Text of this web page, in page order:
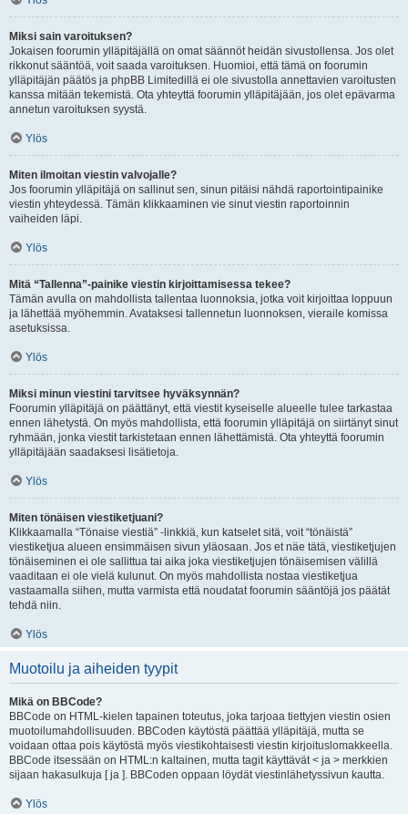
Miksi sain varoituksen?
Jokaisen foorumin ylläpitäjällä on omat säännöt heidän sivustollensa. Jos olet
rikkonut sääntöä, voit saada varoituksen. Huomioi, että tämä on foorumin
ylläpitäjän päätös ja phpBB Limitedillä ei ole sivustolla annettavien varoitusten
kanssa mitään tekemistä. Ota yhteyttä foorumin ylläpitäjään, jos olet epävarma
annetun varoituksen syystä.
Ylös
Miten ilmoitan viestin valvojalle?
Jos foorumin ylläpitäjä on sallinut sen, sinun pitäisi nähdä raportointipainike
viestin yhteydessä. Tämän klikkaaminen vie sinut viestin raportoinnin
vaiheiden läpi.
Ylös
Mitä “Tallenna”-painike viestin kirjoittamisessa tekee?
Tämän avulla on mahdollista tallentaa luonnoksia, jotka voit kirjoittaa loppuun
ja lähettää myöhemmin. Avataksesi tallennetun luonnoksen, vieraile komissa
asetuksissa.
Ylös
Miksi minun viestini tarvitsee hyväksynnän?
Foorumin ylläpitäjä on päättänyt, että viestit kyseiselle alueelle tulee tarkastaa
ennen lähetystä. On myös mahdollista, että foorumin ylläpitäjä on siirtänyt sinut
ryhmään, jonka viestit tarkistetaan ennen lähettämistä. Ota yhteyttä foorumin
ylläpitäjään saadaksesi lisätietoja.
Ylös
Miten tönäisen viestiketjuani?
Klikkaamalla “Tönaise viestiä” -linkkiä, kun katselet sitä, voit “tönäistä”
viestiketjua alueen ensimmäisen sivun yläosaan. Jos et näe tätä, viestiketjujen
tönäiseminen ei ole sallittua tai aika joka viestiketjujen tönäisemisen välillä
vaaditaan ei ole vielä kulunut. On myös mahdollista nostaa viestiketjua
vastaamalla siihen, mutta varmista että noudatat foorumin sääntöjä jos päätät
tehdä niin.
Ylös
Muotoilu ja aiheiden tyypit
Mikä on BBCode?
BBCode on HTML-kielen tapainen toteutus, joka tarjoaa tiettyjen viestin osien
muotoilumahdollisuuden. BBCoden käytöstä päättää ylläpitäjä, mutta se
voidaan ottaa pois käytöstä myös viestikohtaisesti viestin kirjoituslomakkeella.
BBCode itsessään on HTML:n kaltainen, mutta tagit käyttävät < ja > merkkien
sijaan hakasulkuja [ ja ]. BBCoden oppaan löydät viestinlähetyssivun kautta.
Ylös